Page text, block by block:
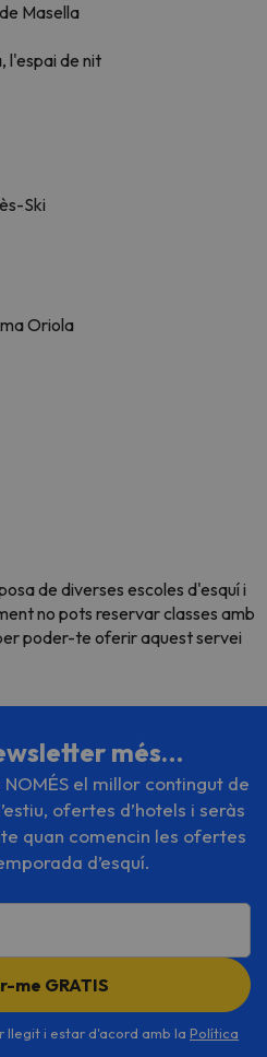
Masella
l'espai de nit
Ski
Oriola
de diverses escoles d'esquí i
no pots reservar classes amb
poder-te oferir aquest servei
més…
el millor contingut de
ofertes d’hotels i seràs
quan comencin les ofertes
d’esquí.
me GRATIS
llegit i estar d'acord amb la Política